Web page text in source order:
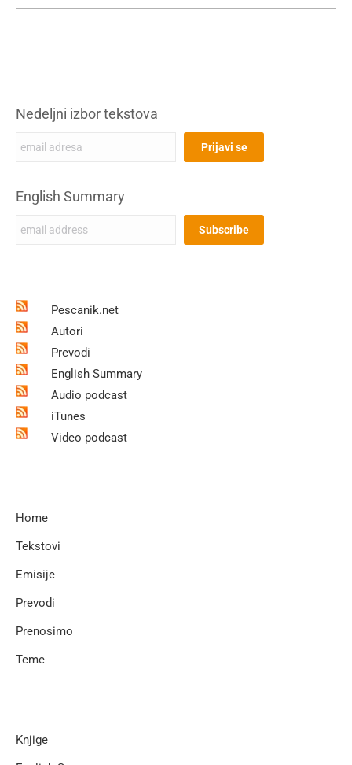
Nedeljni izbor tekstova
English Summary
Pescanik.net
Autori
Prevodi
English Summary
Audio podcast
iTunes
Video podcast
Home
Tekstovi
Emisije
Prevodi
Prenosimo
Teme
Knjige